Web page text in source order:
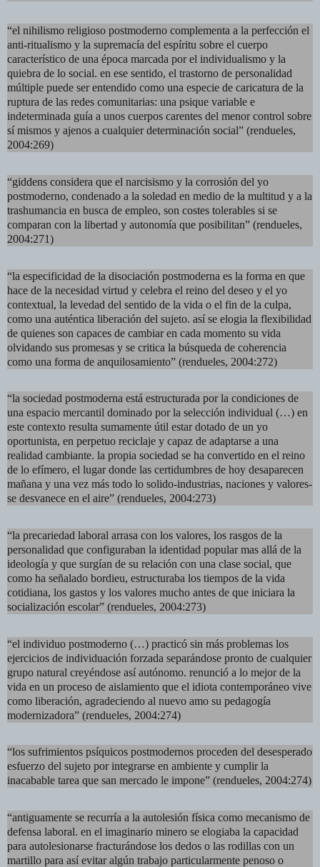
“el nihilismo religioso postmoderno complementa a la perfección el
anti-ritualismo y la supremacía del espíritu sobre el cuerpo
característico de una época marcada por el individualismo y la
quiebra de lo social. en ese sentido, el trastorno de personalidad
múltiple puede ser entendido como una especie de caricatura de la
ruptura de las redes comunitarias: una psique variable e
indeterminada guía a unos cuerpos carentes del menor control sobre
sí mismos y ajenos a cualquier determinación social” (rendueles,
2004:269)
“giddens considera que el narcisismo y la corrosión del yo
postmoderno, condenado a la soledad en medio de la multitud y a la
trashumancia en busca de empleo, son costes tolerables si se
comparan con la libertad y autonomía que posibilitan” (rendueles,
2004:271)
“la especificidad de la disociación postmoderna es la forma en que
hace de la necesidad virtud y celebra el reino del deseo y el yo
contextual, la levedad del sentido de la vida o el fin de la culpa,
como una auténtica liberación del sujeto. así se elogia la flexibilidad
de quienes son capaces de cambiar en cada momento su vida
olvidando sus promesas y se critica la búsqueda de coherencia
como una forma de anquilosamiento” (rendueles, 2004:272)
“la sociedad postmoderna está estructurada por la condiciones de
una espacio mercantil dominado por la selección individual (…) en
este contexto resulta sumamente útil estar dotado de un yo
oportunista, en perpetuo reciclaje y capaz de adaptarse a una
realidad cambiante. la propia sociedad se ha convertido en el reino
de lo efímero, el lugar donde las certidumbres de hoy desaparecen
mañana y una vez más todo lo solido-industrias, naciones y valores-
se desvanece en el aire” (rendueles, 2004:273)
“la precariedad laboral arrasa con los valores, los rasgos de la
personalidad que configuraban la identidad popular mas allá de la
ideología y que surgían de su relación con una clase social, que
como ha señalado bordieu, estructuraba los tiempos de la vida
cotidiana, los gastos y los valores mucho antes de que iniciara la
socialización escolar” (rendueles, 2004:273)
“el individuo postmoderno (…) practicó sin más problemas los
ejercicios de individuación forzada separándose pronto de cualquier
grupo natural creyéndose así autónomo. renunció a lo mejor de la
vida en un proceso de aislamiento que el idiota contemporáneo vive
como liberación, agradeciendo al nuevo amo su pedagogía
modernizadora” (rendueles, 2004:274)
“los sufrimientos psíquicos postmodernos proceden del desesperado
esfuerzo del sujeto por integrarse en ambiente y cumplir la
inacabable tarea que san mercado le impone” (rendueles, 2004:274)
“antiguamente se recurría a la autolesión física como mecanismo de
defensa laboral. en el imaginario minero se elogiaba la capacidad
para autolesionarse fracturándose los dedos o las rodillas con un
martillo para así evitar algún trabajo particularmente penoso o